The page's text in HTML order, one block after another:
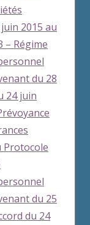
2015 au
– Régime
du 28
24 juin
Protocole
du 25
du 24